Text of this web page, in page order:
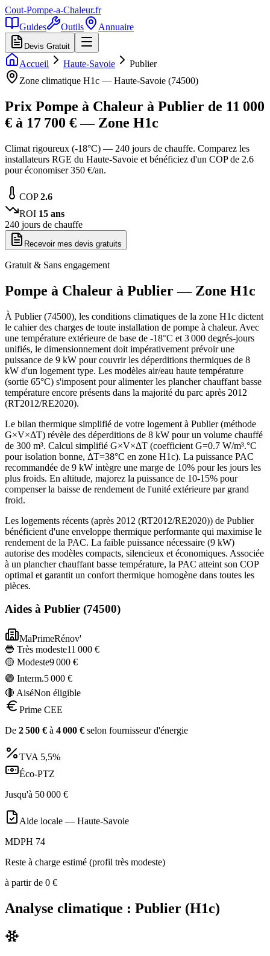
Cout-Pompe-a-Chaleur.fr
Guides
Outils Annuaire
Devis Gratuit
Accueil Haute-Savoie
Publier
Zone climatique H1c — Haute-Savoie (74500)
Prix Pompe à Chaleur à Publier de 11 000
€ à 17 700 € — Zone H1c
Climat rigoureux (-18°C) — 240 jours de chauffe. Comparez les
installateurs RGE du Haute-Savoie et bénéficiez d'un COP de 2.6
pour économiser 350 €/an.
COP2.6
ROI 15 ans
240 jours de chauffe
Recevoir mes devis gratuits
Gratuit & Sans engagement
Pompe à Chaleur à Publier— Zone H1c
À Publier (74500), les conditions climatiques de la zone H1c dictent
le cahier des charges de toute installation de pompe à chaleur. Avec
une température extérieure de base de -18°C et 3 000 degrés-jours
unifiés, le dimensionnement doit impérativement prévoir une
puissance de 9 kW pour couvrir les déperditions thermiques de 8
kW d'un logement type. Les modèles air/eau haute température
(sortie 65°C) s'imposent pour alimenter les plancher chauffant basse
température encore présents dans la majorité du parc après 2012
(RT2012/RE2020).
Le bilan thermique simplifié de votre logement à Publier (méthode
G×V×ΔT) révèle des déperditions de 8 kW pour un volume chauffé
de 300 m³. Calcul simplifié G×V×ΔT (coefficient G=0.7 W/m³.°C
pour isolation bonne, ΔT=38°C en zone H1c). La puissance PAC
recommandée de 9 kW intègre une marge de 10% pour les jours les
plus froids. En altitude, majorez la puissance de 10-15% pour
compenser la baisse de rendement de l'unité extérieure par grand
froid.
Les logements récents (après 2012 (RT2012/RE2020)) de Publier
bénéficient d'une enveloppe thermique performante qui maximise le
rendement de la PAC. La faible puissance nécessaire (9 kW)
autorise des modèles compacts, silencieux et économiques. Associée
à un plancher chauffant basse température, la PAC atteint son COP
optimal et garantit un confort thermique homogène dans toutes les
pièces.
Aides à Publier (74500)
MaPrimeRénov'
🔵 Très modeste11 000 €
🟡 Modeste9 000 €
🟣 Interm.5 000 €
🔴 AiséNon éligible
Prime CEE
De 2 500 € à 4 000 € selon fournisseur d'énergie
TVA 5,5%
Éco-PTZ
Jusqu'à 50 000 €
Aide locale — Haute-Savoie
MDPH 74
Reste à charge estimé (profil très modeste)
à partir de 0 €
Analyse climatique : Publier (H1c)